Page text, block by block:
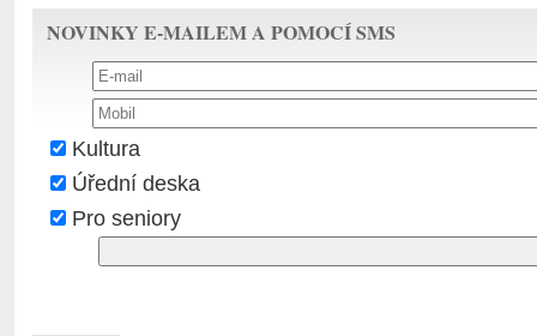
NOVINKY E-MAILEM A POMOCÍ SMS
Kultura
Úřední deska
Pro seniory